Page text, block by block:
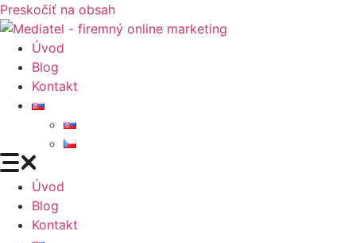
Preskočiť na obsah
Úvod
Blog
Kontakt
Úvod
Blog
Kontakt